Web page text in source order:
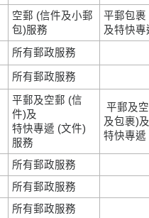
空郵 (信件及小郵
包)服務
平郵包裹
及特快專
所有郵政服務
所有郵政服務
平郵及空郵 (信
件)及
特快專遞 (文件)
服務
平郵及
及包裹)及
特快專遞
所有郵政服務
所有郵政服務
所有郵政服務